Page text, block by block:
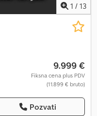
1 / 13
9.999 €
Fiksna cena plus PDV
(11.899 € bruto)
Pozvati